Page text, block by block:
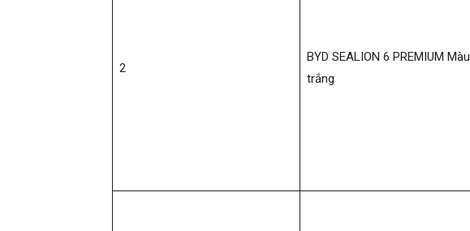
2
BYD SEALION 6 PREMIUM Màu
trắng